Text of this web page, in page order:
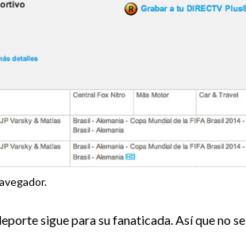
sigue para su fanaticada. Así que no se